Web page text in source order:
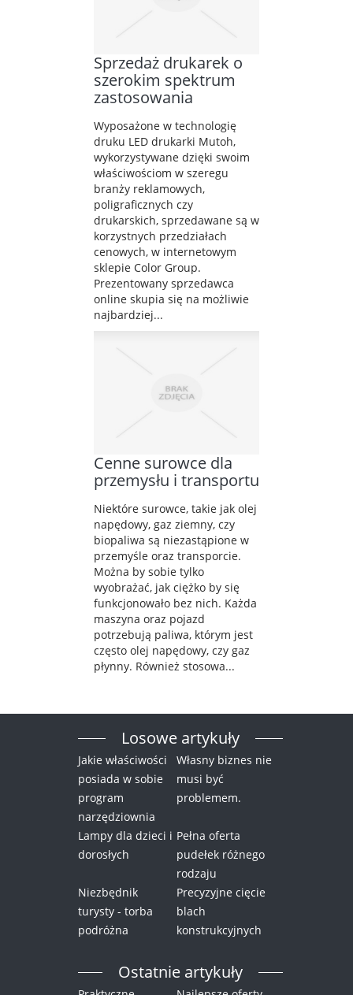
Sprzedaż drukarek o
szerokim spektrum
zastosowania
Wyposażone w technologię
druku LED drukarki Mutoh,
wykorzystywane dzięki swoim
właściwościom w szeregu
branży reklamowych,
poligraficznych czy
drukarskich, sprzedawane są w
korzystnych przedziałach
cenowych, w internetowym
sklepie Color Group.
Prezentowany sprzedawca
online skupia się na możliwie
najbardziej...
Cenne surowce dla
przemysłu i transportu
Niektóre surowce, takie jak olej
napędowy, gaz ziemny, czy
biopaliwa są niezastąpione w
przemyśle oraz transporcie.
Można by sobie tylko
wyobrażać, jak ciężko by się
funkcjonowało bez nich. Każda
maszyna oraz pojazd
potrzebują paliwa, którym jest
często olej napędowy, czy gaz
płynny. Również stosowa...
Losowe artykuły
Jakie właściwości
posiada w sobie
program
narzędziownia
Własny biznes nie
musi być
problemem.
Lampy dla dzieci i
dorosłych
Pełna oferta
pudełek różnego
rodzaju
Niezbędnik
turysty - torba
podróżna
Precyzyjne cięcie
blach
konstrukcyjnych
Ostatnie artykuły